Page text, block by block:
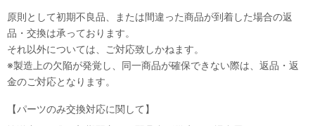
原則として初期不良品、または間違った商品が到着した場合の返
品・交換は承っております。
それ以外については、ご対応致しかねます。
※製造上の欠陥が発覚し、同一商品が確保できない際は、返品・返
金のご対応となります。
【パーツのみ交換対応に関して】